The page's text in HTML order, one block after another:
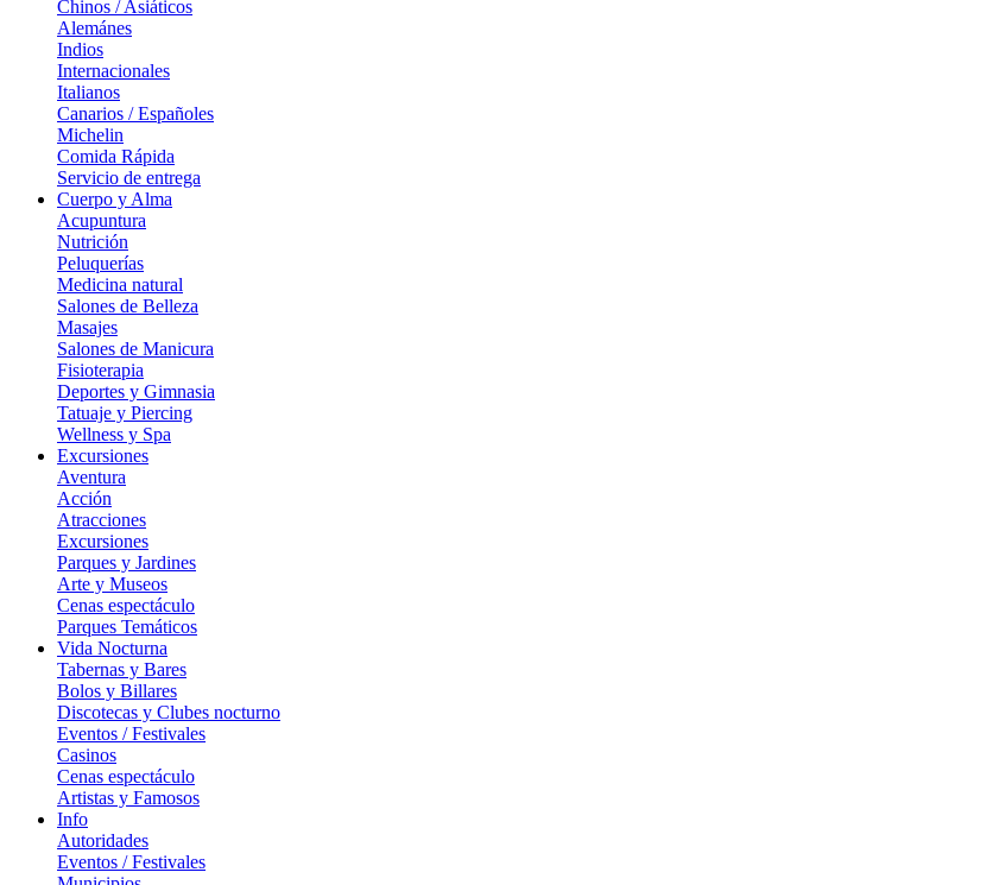
Chinos / Asiáticos
Alemánes
Indios
Internacionales
Italianos
Canarios / Españoles
Michelin
Comida Rápida
Servicio de entrega
Cuerpo y Alma
Acupuntura
Nutrición
Peluquerías
Medicina natural
Salones de Belleza
Masajes
Salones de Manicura
Fisioterapia
Deportes y Gimnasia
Tatuaje y Piercing
Wellness y Spa
Excursiones
Aventura
Acción
Atracciones
Excursiones
Parques y Jardines
Arte y Museos
Cenas espectáculo
Parques Temáticos
Vida Nocturna
Tabernas y Bares
Bolos y Billares
Discotecas y Clubes nocturno
Eventos / Festivales
Casinos
Cenas espectáculo
Artistas y Famosos
Info
Autoridades
Eventos / Festivales